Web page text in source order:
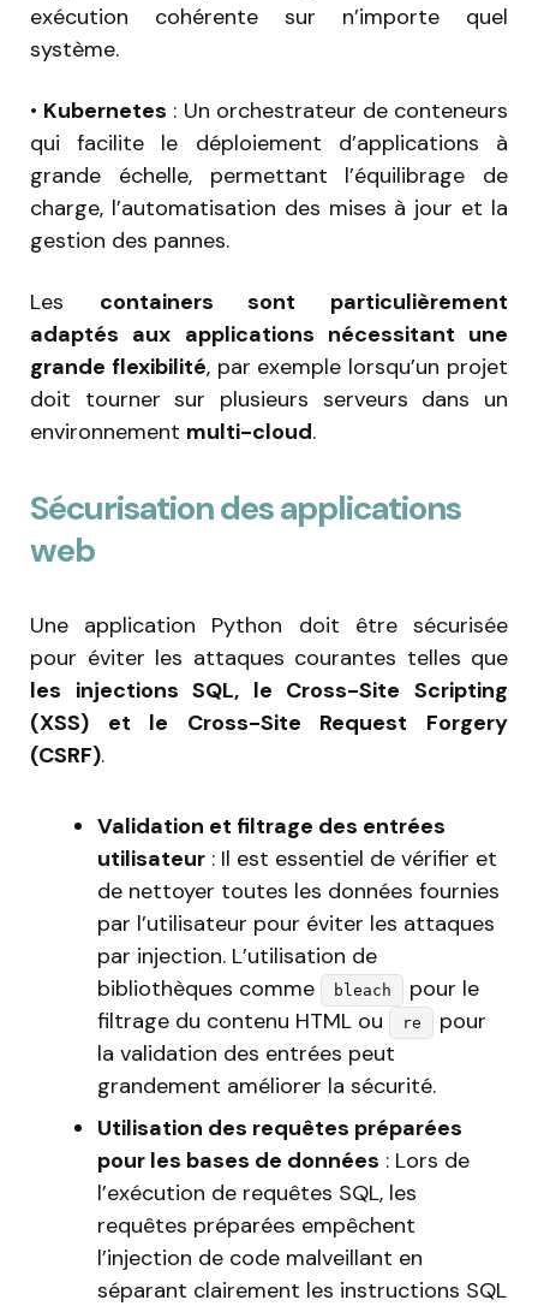
exécution cohérente sur n’importe quel
système.
• Kubernetes : Un orchestrateur de conteneurs
qui facilite le déploiement d’applications à
grande échelle, permettant l’équilibrage de
charge, l’automatisation des mises à jour et la
gestion des pannes.
Les containers sont particulièrement
adaptés aux applications nécessitant une
grande flexibilité, par exemple lorsqu’un projet
doit tourner sur plusieurs serveurs dans un
environnement multi-cloud.
Sécurisation des applications
web
Une application Python doit être sécurisée
pour éviter les attaques courantes telles que
les injections SQL, le Cross-Site Scripting
(XSS) et le Cross-Site Request Forgery
(CSRF).
Validation et filtrage des entrées
utilisateur : Il est essentiel de vérifier et
de nettoyer toutes les données fournies
par l’utilisateur pour éviter les attaques
par injection. L’utilisation de
bibliothèques comme
bleach
pour le
filtrage du contenu HTML ou
re
pour
la validation des entrées peut
grandement améliorer la sécurité.
Utilisation des requêtes préparées
pour les bases de données : Lors de
l’exécution de requêtes SQL, les
requêtes préparées empêchent
l’injection de code malveillant en
séparant clairement les instructions SQL